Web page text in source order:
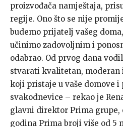
proizvođača namještaja,
regije. Ono što se nije
budemo prijatelj vašeg
učinimo zadovoljnim i
odabrao. Od prvog dana
stvarati kvalitetan, moderan
koji pristaje u vaše domove i
svakodnevice – rekao je
glavni direktor Prima grupe,
godina Prima broji više od 5